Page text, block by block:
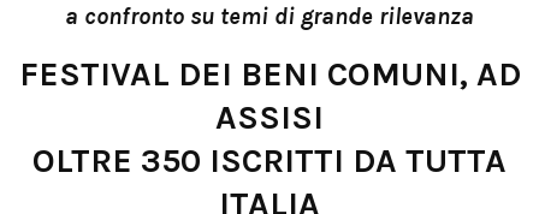
a confronto su temi di grande rilevanza
FESTIVAL DEI BENI COMUNI, AD
ASSISI
OLTRE 350 ISCRITTI DA TUTTA
ITALIA